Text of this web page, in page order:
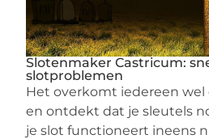
Slotenmaker Castricum:
slotproblemen
Het overkomt iedereen
en ontdekt dat je sleutels
je slot functioneert ineens